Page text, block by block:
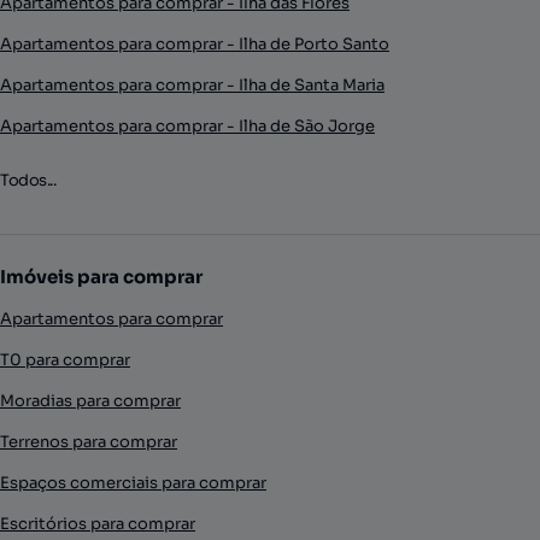
Apartamentos para comprar - Ilha de Porto Santo
Apartamentos para comprar - Ilha de Santa Maria
Apartamentos para comprar - Ilha de São Jorge
Todos...
Imóveis para comprar
Apartamentos para comprar
T0 para comprar
Moradias para comprar
Terrenos para comprar
Espaços comerciais para comprar
Escritórios para comprar